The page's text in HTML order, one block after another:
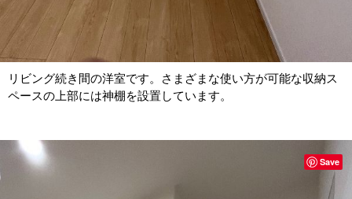
リビング続き間の洋室です。さまざまな使い方が可能な収納ス
ペースの上部には神棚を設置しています。
Save